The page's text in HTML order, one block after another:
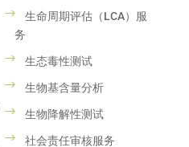
生命周期评估（LCA）服
务
生态毒性测试
生物基含量分析
生物降解性测试
社会责任审核服务